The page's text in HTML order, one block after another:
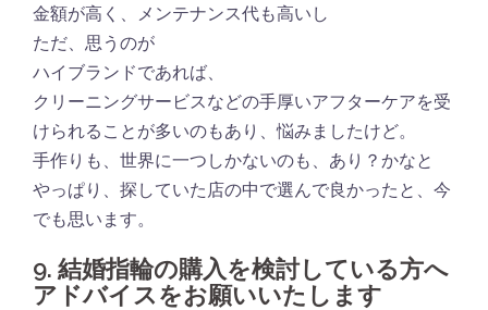
金額が高く、メンテナンス代も高いし
ただ、思うのが
ハイブランドであれば、
クリーニングサービスなどの手厚いアフターケアを受
けられることが多いのもあり、悩みましたけど。
手作りも、世界に一つしかないのも、あり？かなと
やっぱり、探していた店の中で選んで良かったと、今
でも思います。
9. 結婚指輪の購入を検討している方へ
アドバイスをお願いいたします